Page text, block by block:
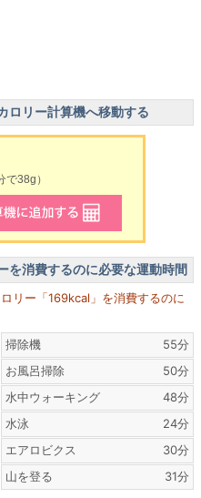
ロリー計算機へ移動する
38g）
を消費するのに必要な運動時間
リー「169kcal」を消費するのに
掃除機
55分
お風呂掃除
50分
水中ウォーキング
48分
水泳
24分
エアロビクス
30分
山を登る
31分